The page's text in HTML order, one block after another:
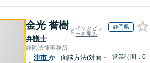
金光 誉樹
弁護士
インタビュ
ーを見る
静岡県
静岡法律事務所
津市 か
面談方法(対面・
営業時間：0